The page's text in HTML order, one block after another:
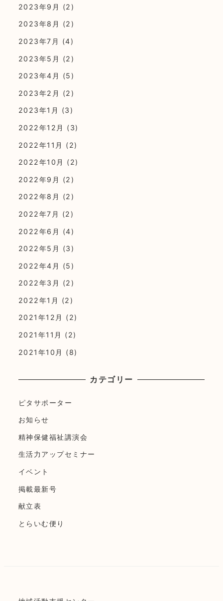
2023年9月 (2)
2023年8月 (2)
2023年7月 (4)
2023年5月 (2)
2023年4月 (5)
2023年2月 (2)
2023年1月 (3)
2022年12月 (3)
2022年11月 (2)
2022年10月 (2)
2022年9月 (2)
2022年8月 (2)
2022年7月 (2)
2022年6月 (4)
2022年5月 (3)
2022年4月 (5)
2022年3月 (2)
2022年1月 (2)
2021年12月 (2)
2021年11月 (2)
2021年10月 (8)
カテゴリー
ピタサポーター
お知らせ
精神保健福祉講演会
生活力アップセミナー
イベント
掲載最新号
献立表
とらいむ便り